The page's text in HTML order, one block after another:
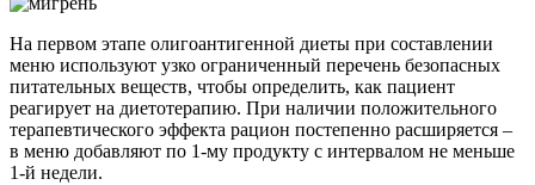
На первом этапе олигоантигенной диеты при составлении
меню используют узко ограниченный перечень безопасных
питательных веществ, чтобы определить, как пациент
реагирует на диетотерапию. При наличии положительного
терапевтического эффекта рацион постепенно расширяется –
в меню добавляют по 1-му продукту с интервалом не меньше
1-й недели.